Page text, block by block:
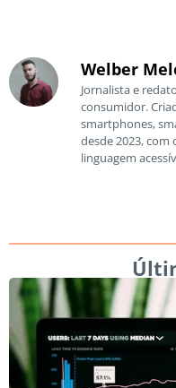
Welber
Jornalista e
consumidor.
smartphones,
desde 2023,
linguagem